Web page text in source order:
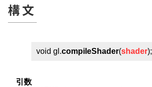
構文
void gl.compileShader(shader);
引数